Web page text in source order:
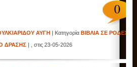
0
ΑΥΓΗ | ΚατηγορίαΒΙΒΛΙΑ ΣΕ ΡΟΔΕΣ
ΔΡΑΣΗΣ | , στις 23-05-2026